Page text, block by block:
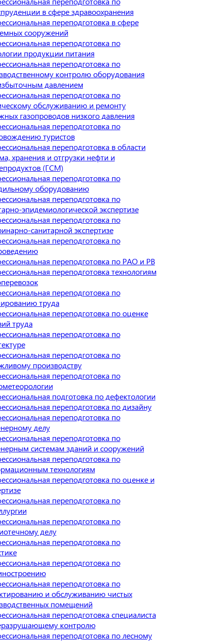
в сфере здравоохранения
переподготовка в сфере
сооружений
переподготовка по
продукции питания
переподготовка по
контролю оборудования
давлением
переподготовка по
обслуживанию и ремонту
газопроводов низкого давления
переподготовка по
туристов
переподготовка в области
хранения и отгрузки нефти и
(ГСМ)
переподготовка по
оборудованию
переподготовка по
эпидемиологической экспертизе
переподготовка по
санитарной экспертизе
переподготовка по
переподготовка по РАО и РВ
переподготовка технологиям
переподготовка по
труда
переподготовка по оценке
труда
переподготовка по
переподготовка по
производству
переподготовка по
подготовка по дефектологии
переподготовка по дизайну
переподготовка по
делу
переподготовка по
системам зданий и сооружений
переподготовка по
технологиям
переподготовка по оценке и
переподготовка по
переподготовка по
делу
переподготовка по
переподготовка по
переподготовка по
и обслуживанию чистых
помещений
переподготовка специалиста
контролю
переподготовка по лесному